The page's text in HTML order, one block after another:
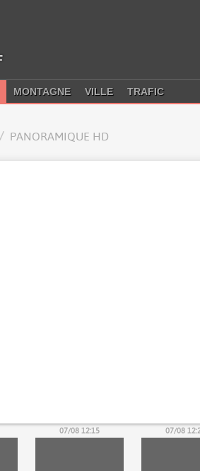
MONTAGNE VILLE TRAFIC
PANORAMIQUE HD
07/08 12:15 07/08